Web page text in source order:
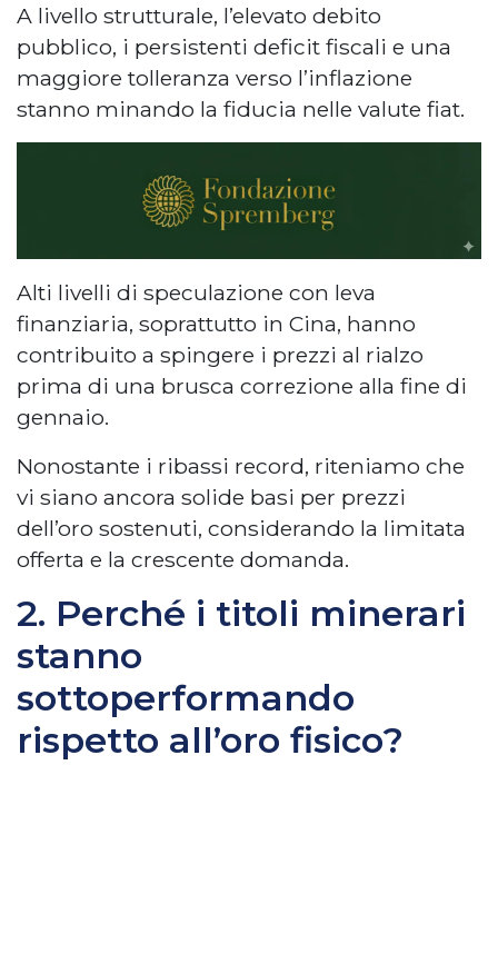
A livello strutturale, l’elevato debito
pubblico, i persistenti deficit fiscali e una
maggiore tolleranza verso l’inflazione
stanno minando la fiducia nelle valute fiat.
Alti livelli di speculazione con leva
finanziaria, soprattutto in Cina, hanno
contribuito a spingere i prezzi al rialzo
prima di una brusca correzione alla fine di
gennaio.
Nonostante i ribassi record, riteniamo che
vi siano ancora solide basi per prezzi
dell’oro sostenuti, considerando la limitata
offerta e la crescente domanda.
2. Perché i titoli minerari
stanno
sottoperformando
rispetto all’oro fisico?